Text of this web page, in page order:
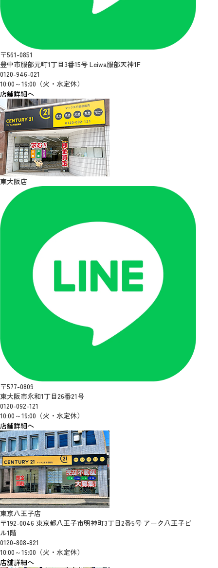
〒561-0851
豊中市服部元町1丁目3番15号 Leiwa服部天神1F
0120-946-021
10:00～19:00（火・水定休）
店舗詳細へ
東大阪店
〒577-0809
東大阪市永和1丁目26番21号
0120-092-121
10:00～19:00（火・水定休）
店舗詳細へ
東京八王子店
〒192-0046 東京都八王子市明神町3丁目2番5号 アーク八王子ビ
ル1階
0120-808-821
10:00～19:00（火・水定休）
店舗詳細へ